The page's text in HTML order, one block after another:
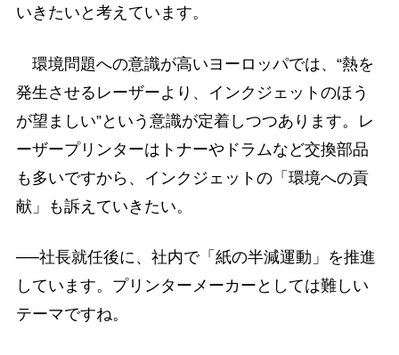
いきたいと考えています。
環境問題への意識が高いヨーロッパでは、“熱を
発生させるレーザーより、インクジェットのほう
が望ましい”という意識が定着しつつあります。レ
ーザープリンターはトナーやドラムなど交換部品
も多いですから、インクジェットの「環境への貢
献」も訴えていきたい。
──社長就任後に、社内で「紙の半減運動」を推進
しています。プリンターメーカーとしては難しい
テーマですね。